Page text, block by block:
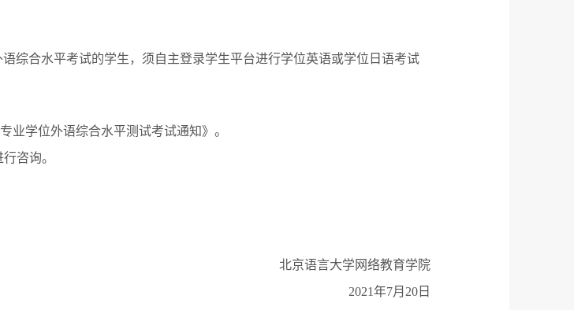
综合水平考试的学生，须自主登录学生平台进行学位英语或学位日语考试
业学位外语综合水平测试考试通知》。
行咨询。
北京语言大学网络教育学院
2021年7月 20 日